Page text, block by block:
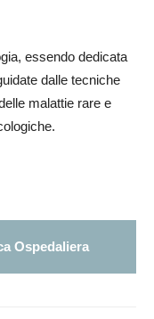
essendo dedicata
dalle tecniche
malattie rare e
Ospedaliera